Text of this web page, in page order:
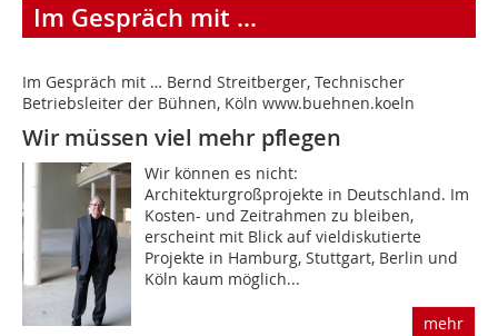
Im Gespräch mit ...
Im Gespräch mit … Bernd Streitberger, Technischer
Betriebsleiter der Bühnen, Köln www.buehnen.koeln
Wir müssen viel mehr pflegen
Wir können es nicht:
Architekturgroßprojekte in Deutschland. Im
Kosten- und Zeitrahmen zu bleiben,
erscheint mit Blick auf vieldiskutierte
Projekte in Hamburg, Stuttgart, Berlin und
Köln kaum möglich...
mehr